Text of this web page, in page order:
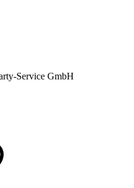
Service GmbH